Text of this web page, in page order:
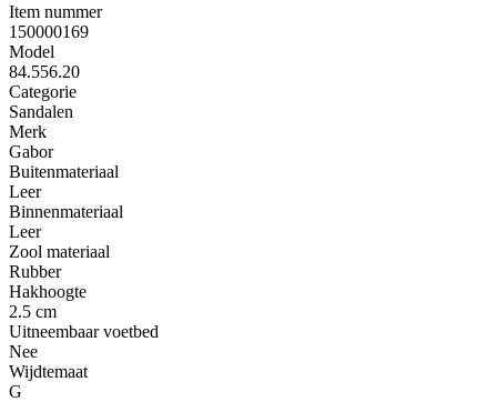
Item nummer
150000169
Model
84.556.20
Categorie
Sandalen
Merk
Gabor
Buitenmateriaal
Leer
Binnenmateriaal
Leer
Zool materiaal
Rubber
Hakhoogte
2.5 cm
Uitneembaar voetbed
Nee
Wijdtemaat
G